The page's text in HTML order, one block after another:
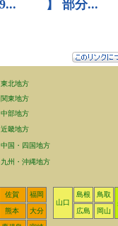
東北地方
関東地方
中部地方
近畿地方
中国・四国地方
九州・沖縄地方
佐賀
福岡
山口
島根
鳥取
熊本
大分 広島 岡山